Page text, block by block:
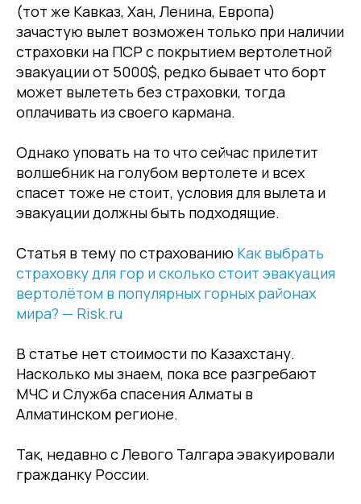
(тот же Кавказ, Хан, Ленина, Европа)
зачастую вылет возможен только при наличии
страховки на ПСР с покрытием вертолетной
эвакуации от 5000$, редко бывает что борт
может вылететь без страховки, тогда
оплачивать из своего кармана.
Однако уповать на то что сейчас прилетит
волшебник на голубом вертолете и всех
спасет тоже не стоит, условия для вылета и
эвакуации должны быть подходящие.
Статья в тему по страхованию Как выбрать
страховку для гор и сколько стоит эвакуация
вертолётом в популярных горных районах
мира? — Risk.ru
В статье нет стоимости по Казахстану.
Насколько мы знаем, пока все разгребают
МЧС и Служба спасения Алматы в
Алматинском регионе.
Так, недавно с Левого Талгара эвакуировали
гражданку России.